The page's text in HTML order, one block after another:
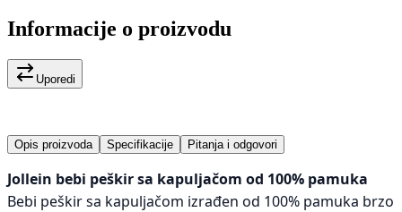
Informacije o proizvodu
Uporedi
Opis proizvoda Specifikacije Pitanja i odgovori
Jollein bebi peškir sa kapuljačom od 100% pamuka
Bebi peškir sa kapuljačom izrađen od 100% pamuka brzo